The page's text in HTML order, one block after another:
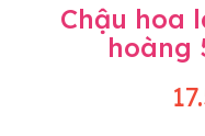
Chậu hoa
hoàng